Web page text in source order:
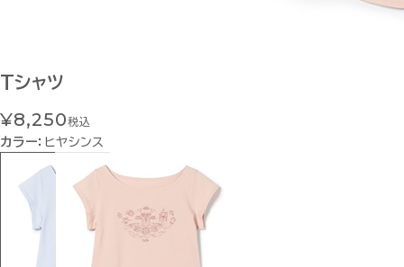
Tシャツ
¥8,250税込
カラー： ヒヤシンス